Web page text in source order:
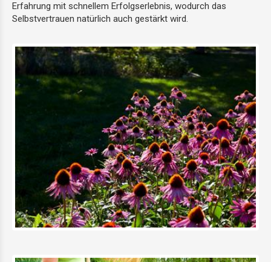
Erfahrung mit schnellem Erfolgserlebnis, wodurch das
Selbstvertrauen natürlich auch gestärkt wird.